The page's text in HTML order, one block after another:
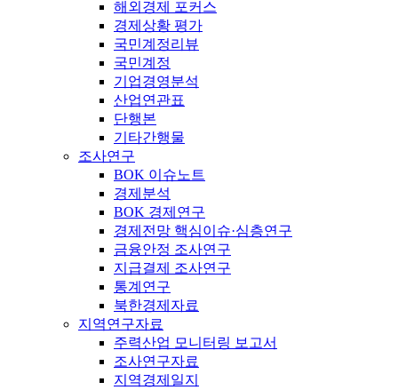
해외경제 포커스
경제상황 평가
국민계정리뷰
국민계정
기업경영분석
산업연관표
단행본
기타간행물
조사연구
BOK 이슈노트
경제분석
BOK 경제연구
경제전망 핵심이슈·심층연구
금융안정 조사연구
지급결제 조사연구
통계연구
북한경제자료
지역연구자료
주력산업 모니터링 보고서
조사연구자료
지역경제일지